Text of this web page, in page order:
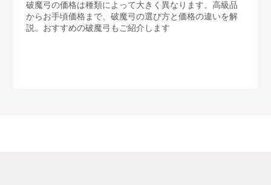
破魔弓の価格は種類によって大きく異なります。高級品
からお手頃価格まで、破魔弓の選び方と価格の違いを解
説。おすすめの破魔弓もご紹介します